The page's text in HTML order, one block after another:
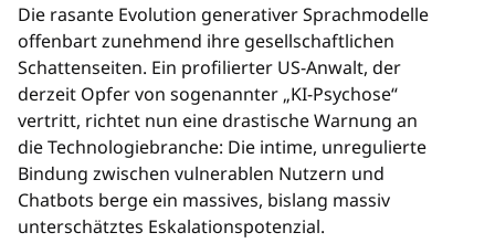
Die rasante Evolution generativer Sprachmodelle
offenbart zunehmend ihre gesellschaftlichen
Schattenseiten. Ein profilierter US-Anwalt, der
derzeit Opfer von sogenannter „KI-Psychose“
vertritt, richtet nun eine drastische Warnung an
die Technologiebranche: Die intime, unregulierte
Bindung zwischen vulnerablen Nutzern und
Chatbots berge ein massives, bislang massiv
unterschätztes Eskalationspotenzial.